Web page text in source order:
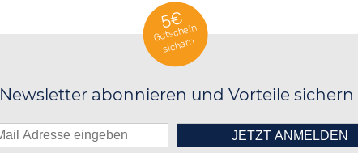
5€
Gutschein
sichern
Newsletter abonnieren und Vorteile sichern